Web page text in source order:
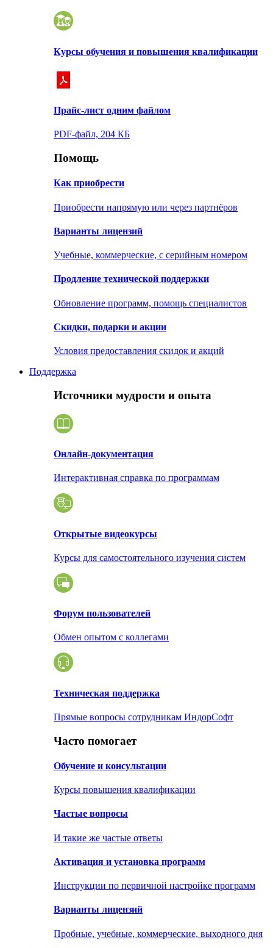
Курсы обучения и повышения квалификации
Прайс-лист одним файлом
PDF-файл, 204 КБ
Помощь
Как приобрести
Приобрести напрямую или через партнёров
Варианты лицензий
Учебные, коммерческие, с серийным номером
Продление технической поддержки
Обновление программ, помощь специалистов
Скидки, подарки и акции
Условия предоставления скидок и акций
Поддержка
Источники мудрости и опыта
Онлайн-документация
Интерактивная справка по программам
Открытые видеокурсы
Курсы для самостоятельного изучения систем
Форум пользователей
Обмен опытом с коллегами
Техническая поддержка
Прямые вопросы сотрудникам ИндорСофт
Часто помогает
Обучение и консультации
Курсы повышения квалификации
Частые вопросы
И такие же частые ответы
Активация и установка программ
Инструкции по первичной настройке программ
Варианты лицензий
Пробные, учебные, коммерческие, выходного дня